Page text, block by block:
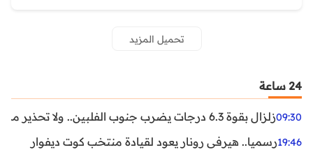
تحميل المزيد
24 ساعة
09:30زلزال بقوة 6.3 درجات يضرب جنوب الفلبين.. ولا تحذير من تسونامي حتى الآن
19:46رسميا.. هيرفي رونار يعود لقيادة منتخب كوت ديفوار